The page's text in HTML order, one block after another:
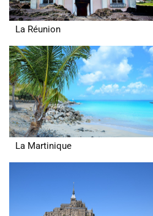
La Réunion
La Martinique